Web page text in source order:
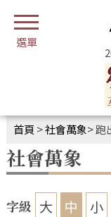
首頁 >社會萬象>跑
社會萬象
字級 大 中 小